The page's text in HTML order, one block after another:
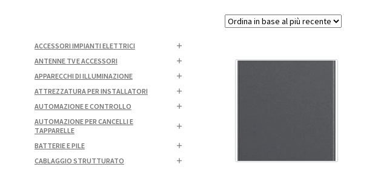
ACCESSORI IMPIANTI ELETTRICI
ANTENNE TV E ACCESSORI
APPARECCHI DI ILLUMINAZIONE
ATTREZZATURA PER INSTALLATORI
AUTOMAZIONE E CONTROLLO
AUTOMAZIONE PER CANCELLI E
TAPPARELLE
BATTERIE E PILE
CABLAGGIO STRUTTURATO